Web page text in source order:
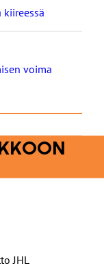
voima
JHL